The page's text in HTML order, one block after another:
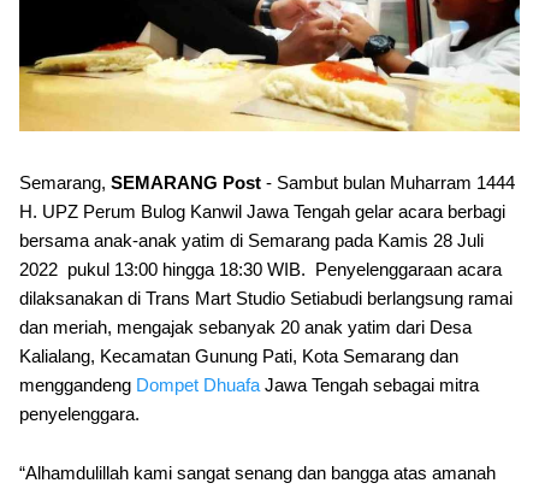
Semarang, SEMARANG Post - Sambut bulan Muharram 1444
H. UPZ Perum Bulog Kanwil Jawa Tengah gelar acara berbagi
bersama anak-anak yatim di Semarang pada Kamis 28 Juli
2022 pukul 13:00 hingga 18:30 WIB. Penyelenggaraan acara
dilaksanakan di Trans Mart Studio Setiabudi berlangsung ramai
dan meriah, mengajak sebanyak 20 anak yatim dari Desa
Kalialang, Kecamatan Gunung Pati, Kota Semarang dan
menggandeng Dompet Dhuafa Jawa Tengah sebagai mitra
penyelenggara.
“Alhamdulillah kami sangat senang dan bangga atas amanah